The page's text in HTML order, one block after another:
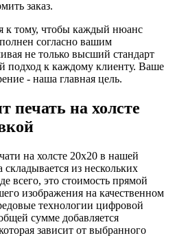
заказ.
к тому, чтобы каждый нюанс
согласно вашим
не только высший стандарт
подход к каждому клиенту. Ваше
- наша главная цель.
печать на холсте
на холсте 20х20 в нашей
из нескольких
всего, это стоимость прямой
изображения на качественном
технологии цифровой
сумме добавляется
зависит от выбранного